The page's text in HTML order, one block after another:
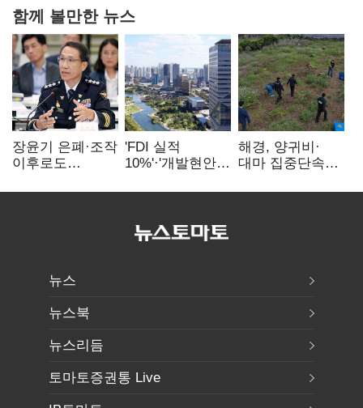
함께 볼만한 뉴스
장윤기 은폐·조작
이후로도
내부비위…경찰
'FDI 실적
10%'·'개발현안
인천경제청장
해경, 양귀비·
대마 집중단속…
249명 검거
뉴스
뉴스북
뉴스리듬
토마토증권통 Live